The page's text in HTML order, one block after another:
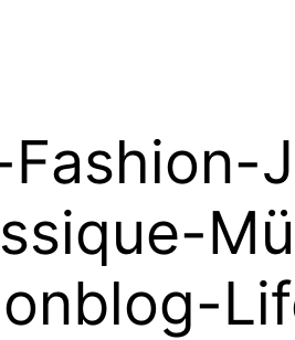
Fashion-